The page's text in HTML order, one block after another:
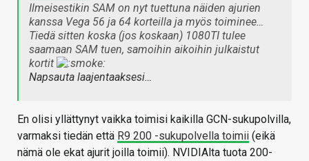
Ilmeisestikin SAM on nyt tuettuna näiden ajurien
kanssa Vega 56 ja 64 korteilla ja myös toiminee…
Tiedä sitten koska (jos koskaan) 1080TI tulee
saamaan SAM tuen, samoihin aikoihin julkaistut
kortit
Napsauta laajentaaksesi…
En olisi yllättynyt vaikka toimisi kaikilla GCN-sukupolvilla,
varmaksi tiedän että R9 200 -sukupolvella toimii (eikä
nämä ole ekat ajurit joilla toimii). NVIDIAlta tuota 200-